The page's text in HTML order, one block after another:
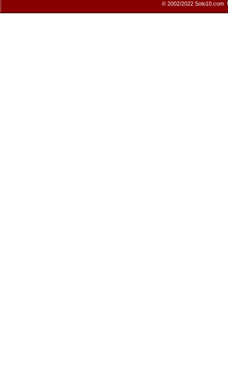
© 2002/2022 Solo10.com